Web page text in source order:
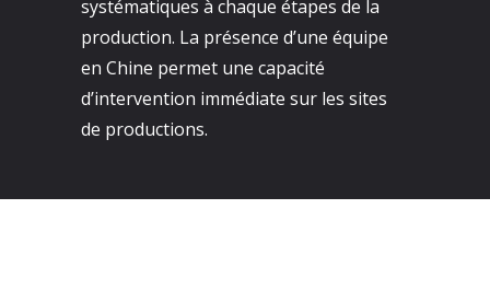
systématiques à chaque étapes de la
production. La présence d’une équipe
en Chine permet une capacité
d’intervention immédiate sur les sites
de productions.